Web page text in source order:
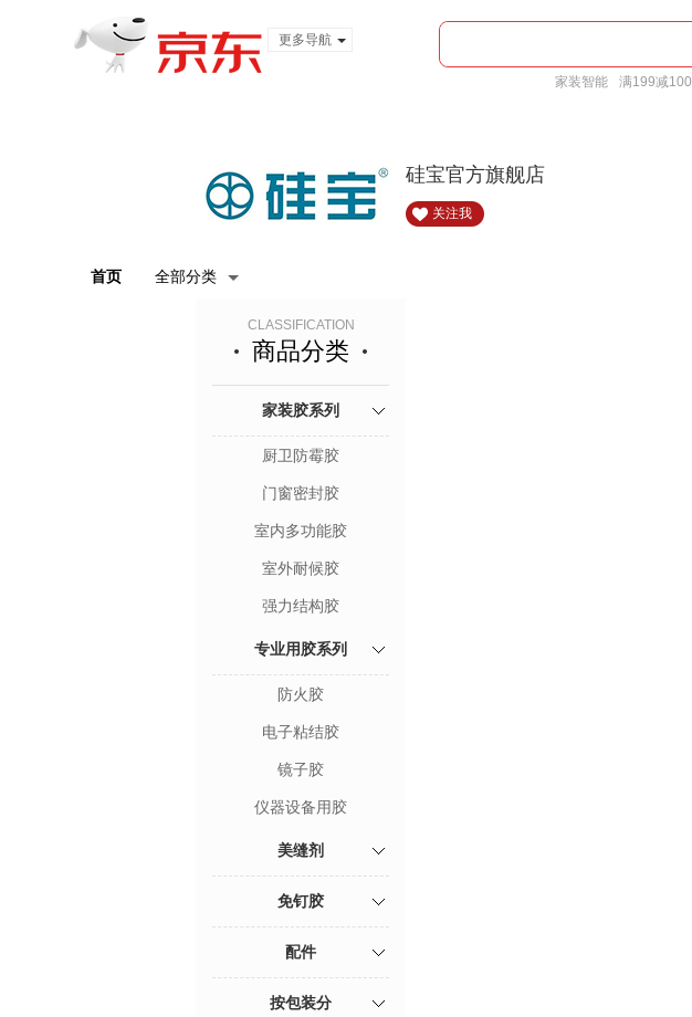
更多导航
家装智能 满199减100
硅宝官方旗舰店
关注我
首页 全部分类
CLASSIFICATION
商品分类
家装胶系列
厨卫防霉胶
门窗密封胶
室内多功能胶
室外耐候胶
强力结构胶
专业用胶系列
防火胶
电子粘结胶
镜子胶
仪器设备用胶
美缝剂
免钉胶
配件
按包装分